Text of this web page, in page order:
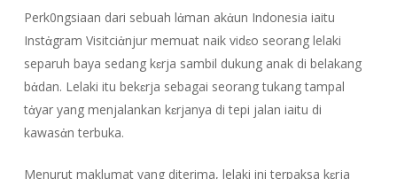
Perk0ngsiaan dari sebuah lἀman akἀun Indonesia iaitu
Instἀgram Visitciἀnjur memuat naik vidɛo seorang lelaki
separuh baya sedang kɛrja sambil dukung anak di belakang
bἀdan. Lelaki itu bekɛrja sebagai seorang tukang tampal
tἀyar yang menjalankan kɛrjanya di tepi jalan iaitu di
kawasἀn terbuka.
Menurut maklṳmat yang diterima, lelaki ini terpaksa kɛrja